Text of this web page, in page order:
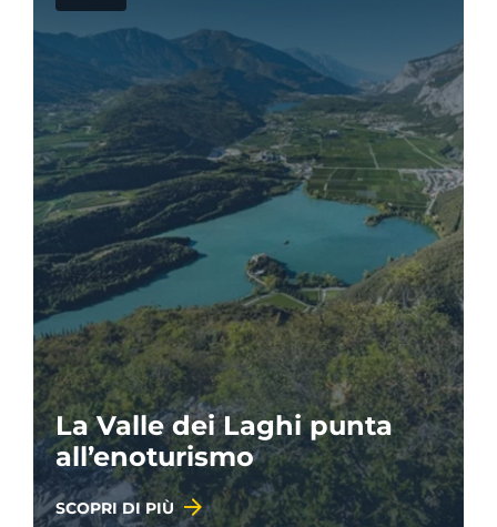
La Valle dei Laghi punta
all’enoturismo
SCOPRI DI PIÙ